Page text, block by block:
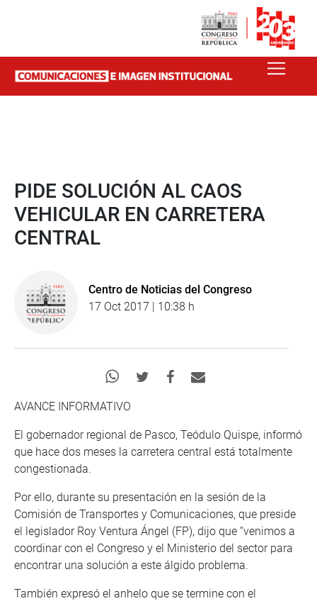
PIDE SOLUCIÓN AL CAOS
VEHICULAR EN CARRETERA
CENTRAL
Centro de Noticias del Congreso
17 Oct 2017 | 10:38 h
AVANCE INFORMATIVO
El gobernador regional de Pasco, Teódulo Quispe, informó
que hace dos meses la carretera central está totalmente
congestionada.
Por ello, durante su presentación en la sesión de la
Comisión de Transportes y Comunicaciones, que preside
el legislador Roy Ventura Ángel (FP), dijo que “venimos a
coordinar con el Congreso y el Ministerio del sector para
encontrar una solución a este álgido problema.
También expresó el anhelo que se termine con el